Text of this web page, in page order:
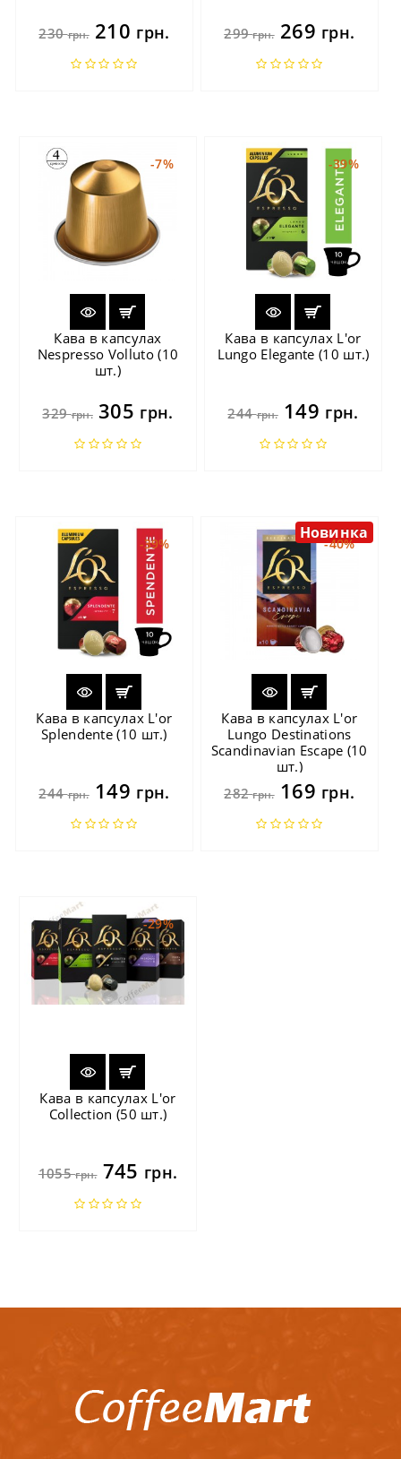
230грн.210 грн. 299грн.269 грн.
-7%
Кава в капсулах
Nespresso Volluto (10
шт.)
329грн.305 грн.
-39%
Кава в капсулах L'or
Lungo Elegante (10 шт.)
244грн.149 грн.
-39%
Кава в капсулах L'or
Splendente (10 шт.)
244грн.149 грн.
-40%
Новинка
Кава в капсулах L'or
Lungo Destinations
Scandinavian Escape (10
шт.)
282грн.169 грн.
-29%
Кава в капсулах L'or
Collection (50 шт.)
1055грн.745 грн.